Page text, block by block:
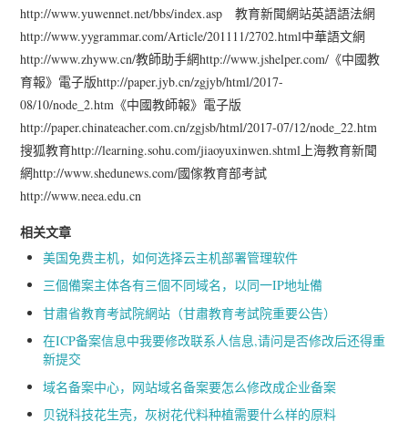
http://www.yuwennet.net/bbs/index.asp 教育新聞網站英語語法網
http://www.yygrammar.com/Article/201111/2702.html中華語文網
http://www.zhyww.cn/教師助手網http://www.jshelper.com/《中國教
育報》電子版http://paper.jyb.cn/zgjyb/html/2017-
08/10/node_2.htm《中國教師報》電子版
http://paper.chinateacher.com.cn/zgjsb/html/2017-07/12/node_22.htm
搜狐教育http://learning.sohu.com/jiaoyuxinwen.shtml上海教育新聞
網http://www.shedunews.com/國傢教育部考試
http://www.neea.edu.cn
相关文章
美国免费主机，如何选择云主机部署管理软件
三個備案主体各有三個不同域名，以同一IP地址備
甘肅省教育考試院網站（甘肅教育考試院重要公告）
在ICP备案信息中我要修改联系人信息,请问是否修改后还得重
新提交
域名备案中心，网站域名备案要怎么修改成企业备案
贝锐科技花生壳，灰树花代料种植需要什么样的原料